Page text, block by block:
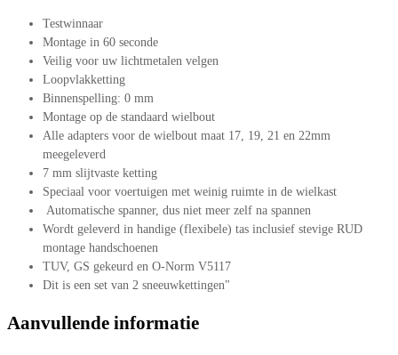
Testwinnaar
Montage in 60 seconde
Veilig voor uw lichtmetalen velgen
Loopvlakketting
Binnenspelling: 0 mm
Montage op de standaard wielbout
Alle adapters voor de wielbout maat 17, 19, 21 en 22mm
meegeleverd
7 mm slijtvaste ketting
Speciaal voor voertuigen met weinig ruimte in de wielkast
Automatische spanner, dus niet meer zelf na spannen
Wordt geleverd in handige (flexibele) tas inclusief stevige RUD
montage handschoenen
TUV, GS gekeurd en O-Norm V5117
Dit is een set van 2 sneeuwkettingen"
Aanvullende informatie